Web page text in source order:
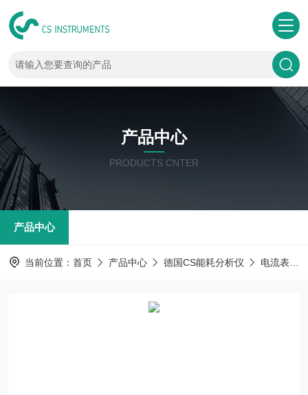
产品中心
PRODUCTS CNTER
产品中心
当前位置： 首页 产品中心 德国CS能耗分析仪 电流表